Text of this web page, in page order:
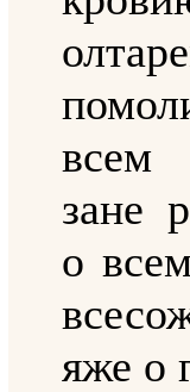
всем
зане
о
яже о